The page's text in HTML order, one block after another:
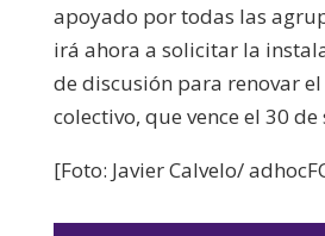
apoyado por todas las
irá ahora a solicitar la
de discusión para renovar el
colectivo, que vence el 30
[Foto: Javier Calvelo/